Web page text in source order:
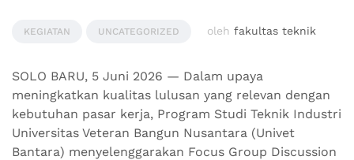
KEGIATAN UNCATEGORIZED oleh fakultas teknik
SOLO BARU, 5 Juni 2026 — Dalam upaya
meningkatkan kualitas lulusan yang relevan dengan
kebutuhan pasar kerja, Program Studi Teknik Industri
Universitas Veteran Bangun Nusantara (Univet
Bantara) menyelenggarakan Focus Group Discussion